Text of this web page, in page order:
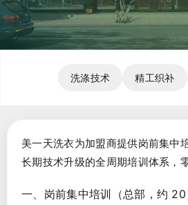
洗涤技术 精工织补
美一天洗衣为加盟商提供岗前集中
长期技术升级的全周期培训体系，
一、岗前集中培训（总部，约 20